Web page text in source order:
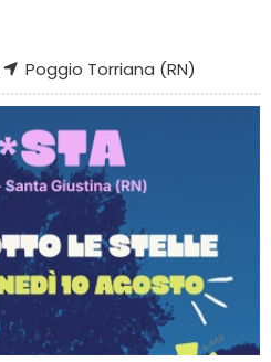
Poggio Torriana (RN)